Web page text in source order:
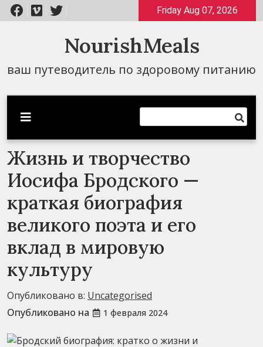
Перейти
к
Friday Aug 07, 2026
NourishMeals
ваш путеводитель по здоровому питанию
Жизнь и творчество
Иосифа Бродского —
краткая биография
великого поэта и его
вклад в мировую
культуру
Опубликовано в: Uncategorised
Опубликовано на
1 февраля 2024